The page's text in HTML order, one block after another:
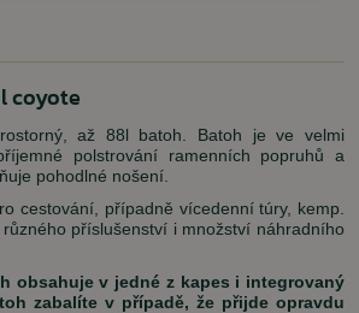
coyote
až 88l batoh. Batoh je ve velmi
polstrování ramenních popruhů a
pohodlné nošení.
cestování, případně vícedenní túry, kemp.
příslušenství i množství náhradního
obsahuje v jedné z kapes i integrovaný
zabalíte v případě, že přijde opravdu